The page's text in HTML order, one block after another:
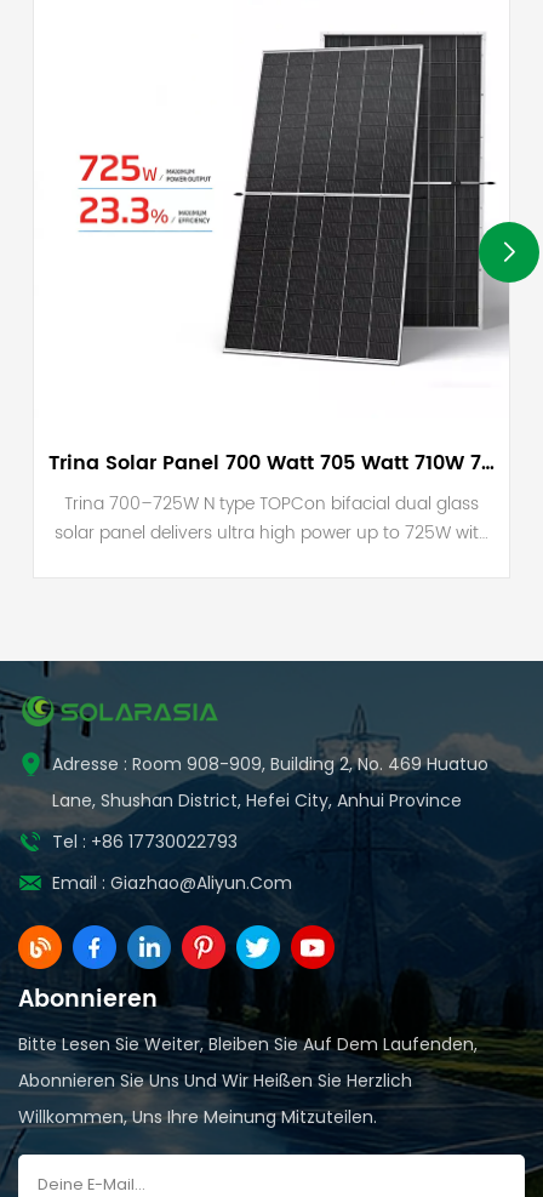
Trina Solar Panel 700 Watt 705 Watt 710W 715W 720 Watt 725W Vertex N Type Topcon Monocrystalline Solar Panels
Trina 700–725W N type TOPCon bifacial dual glass
solar panel delivers ultra high power up to 725W with
strong reliability, and a long service life, making it ideal
for large solar power systems.
Adresse : Room 908-909, Building 2, No. 469 Huatuo
Lane, Shushan District, Hefei City, Anhui Province
Tel : +86 17730022793
Email : Giazhao@aliyun.com
Abonnieren
Bitte Lesen Sie Weiter, Bleiben Sie Auf Dem Laufenden,
Abonnieren Sie Uns Und Wir Heißen Sie Herzlich
Willkommen, Uns Ihre Meinung Mitzuteilen.